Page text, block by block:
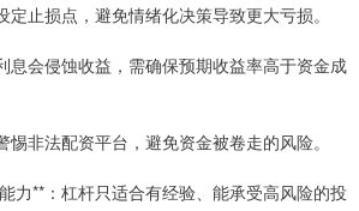
止损点，避免情绪化决策导致更大亏损。
息会侵蚀收益，需确保预期收益率高于资金成
非法配资平台，避免资金被卷走的风险。
力**：杠杆只适合有经验、能承受高风险的投